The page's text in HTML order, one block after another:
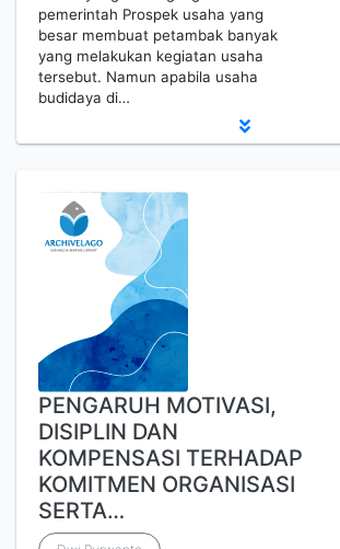
pemerintah Prospek usaha yang
besar membuat petambak banyak
yang melakukan kegiatan usaha
tersebut. Namun apabila usaha
budidaya di…
PENGARUH MOTIVASI,
DISIPLIN DAN
KOMPENSASI TERHADAP
KOMITMEN ORGANISASI
SERTA…